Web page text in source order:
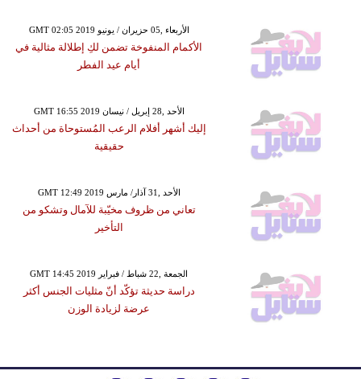
GMT 02:05 2019 الأربعاء ,05 حزيران / يونيو
الأكمام المنفوخة تضمن لكِ إطلالة مثالية في
أيام عيد الفطر
GMT 16:55 2019 الأحد ,28 إبريل / نيسان
إليك أشهر أفلام الرعب المُستوحاة من أحداث
حقيقية
GMT 12:49 2019 الأحد ,31 آذار/ مارس
تعاني من ظروف مخيّبة للآمال وتشكو من
التأخير
GMT 14:45 2019 الجمعة ,22 شباط / فبراير
دراسة حديثة تؤكّد أنّ مثليات الجنس أكثر
عرضة لزيادة الوزن